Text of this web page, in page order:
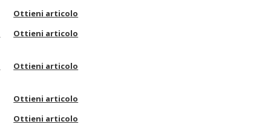
Ottieni articolo
Ottieni articolo
Ottieni articolo
Ottieni articolo
Ottieni articolo